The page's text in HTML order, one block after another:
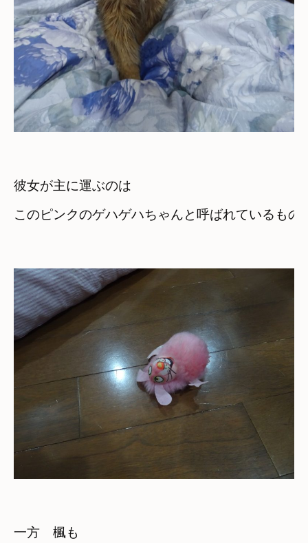
彼女が主に運ぶのは
このピンクのゲハゲハちゃんと呼ばれているもの
一方　楓も